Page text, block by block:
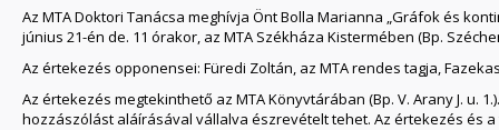
Az MTA Doktori Tanácsa meghívja Önt Bolla Marianna „Gráfok és
június 21-én de. 11 órakor, az MTA Székháza Kistermében (Bp.
Az értekezés opponensei: Füredi Zoltán, az MTA rendes tagja,
Az értekezés megtekinthető az MTA Könyvtárában (Bp. V. Arany J.
hozzászólást aláírásával vállalva észrevételt tehet. Az értekezés és